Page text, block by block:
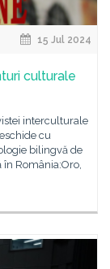
15 Jul 2024
culturale
interculturale
cu
bilingvă de
România:Oro,